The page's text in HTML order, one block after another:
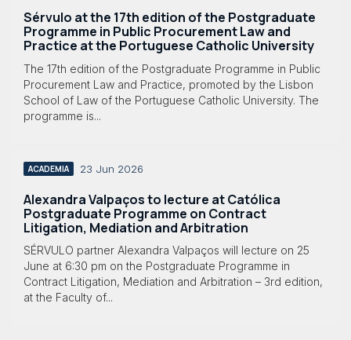
Sérvulo at the 17th edition of the Postgraduate
Programme in Public Procurement Law and
Practice at the Portuguese Catholic University
The 17th edition of the Postgraduate Programme in Public
Procurement Law and Practice, promoted by the Lisbon
School of Law of the Portuguese Catholic University. The
programme is...
ACADEMIA 23 Jun 2026
Alexandra Valpaços to lecture at Católica
Postgraduate Programme on Contract
Litigation, Mediation and Arbitration
SÉRVULO partner Alexandra Valpaços will lecture on 25
June at 6:30 pm on the Postgraduate Programme in
Contract Litigation, Mediation and Arbitration – 3rd edition,
at the Faculty of...